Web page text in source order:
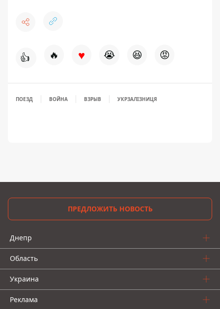
👍 🔥 ♥ 😭 😆 😡
ПОЕЗД ВОЙНА ВЗРЫВ УКРЗАЛІЗНИЦЯ
ПРЕДЛОЖИТЬ НОВОСТЬ
Днепр
Область
Украина
Реклама